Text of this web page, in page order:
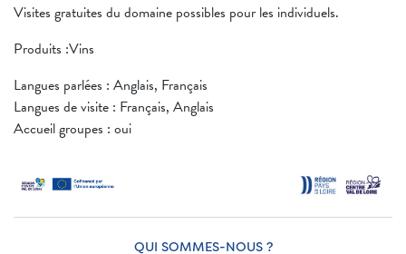
Visites gratuites du domaine possibles pour les individuels.
Produits :Vins
Langues parlées : Anglais, Français
Langues de visite : Français, Anglais
Accueil groupes : oui
QUI SOMMES-NOUS ?